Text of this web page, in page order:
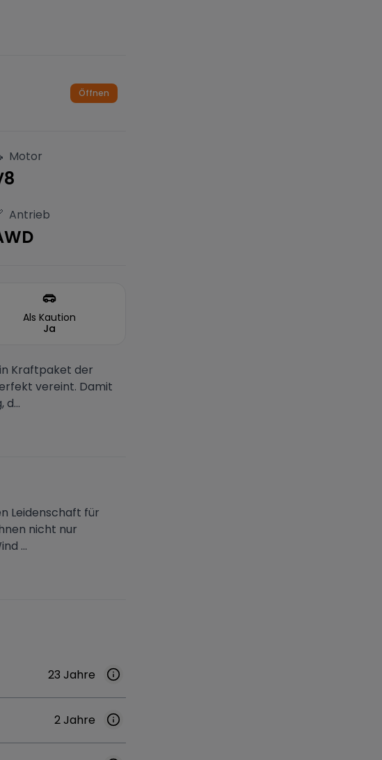
Öffnen
Motor
Antrieb
Als Kaution
Ja
Kraftpaket der
vereint. Damit
Leidenschaft für
nicht nur
...
23 Jahre
2 Jahre